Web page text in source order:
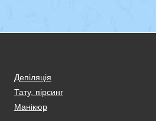
Депіляція
Тату, пірсинг
Манікюр